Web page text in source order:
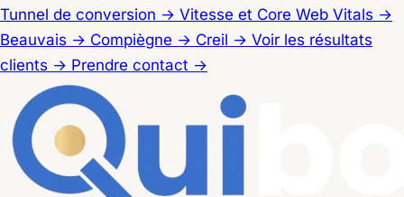
Tunnel de conversion → Vitesse et Core Web Vitals →
Beauvais → Compiègne → Creil → Voir les résultats
clients → Prendre contact →